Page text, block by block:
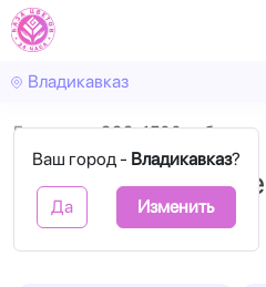
Владикавказ
Ваш город - Владикавказ?
Да Изменить
Главная 999-1500 руб.
Букеты